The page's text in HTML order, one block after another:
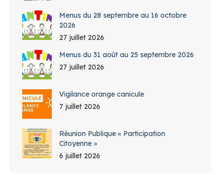
Menus du 28 septembre au 16 octobre
2026
27 juillet 2026
Menus du 31 août au 25 septembre 2026
27 juillet 2026
Vigilance orange canicule
7 juillet 2026
Réunion Publique « Participation
Citoyenne »
6 juillet 2026